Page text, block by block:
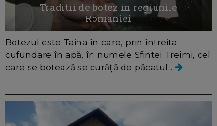
Traditii de botez in regiunile
Romaniei
Botezul este Taina în care, prin întreita
cufundare în apă, în numele Sfintei Treimi, cel
care se botează se curăță de păcatul...